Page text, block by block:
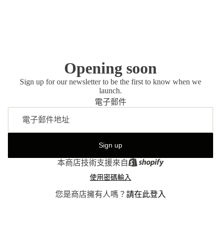
Opening soon
Sign up for our newsletter to be the first to know when we
launch.
電子郵件
Sign up
本商店技術支援來自
使用密碼輸入
您是商店擁有人嗎？ 請在此登入